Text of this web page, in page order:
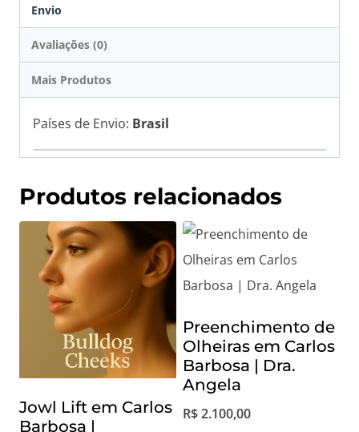
Envio
Avaliações (0)
Mais Produtos
Países de Envio: Brasil
Produtos relacionados
Jowl Lift em Carlos
Barbosa |
Preenchimento de
Olheiras em Carlos
Barbosa | Dra.
Angela
R$2.100,00